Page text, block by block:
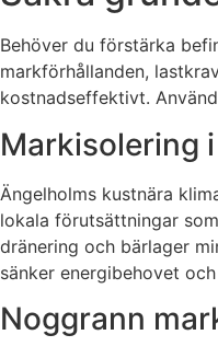
Behöver du förstärka
markförhållanden,
kostnadseffektivt.
Markisolering
Ängelholms kustnära
lokala förutsättningar
dränering och bärlager
sänker energibehovet
Noggrann